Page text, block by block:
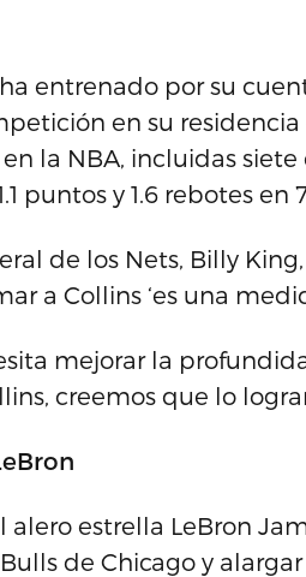
entrenado por su
en su
la NBA, incluidas
puntos y 1.6 rebotes en
de los Nets, Billy
a Collins ‘es una
mejorar la
creemos que lo
alero estrella LeBron
de Chicago y